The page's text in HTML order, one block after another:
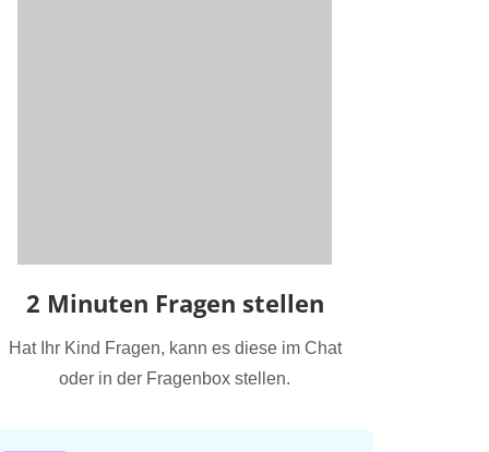
2 Minuten Fragen stellen
Hat Ihr Kind Fragen, kann es diese im Chat
oder in der Fragenbox stellen.